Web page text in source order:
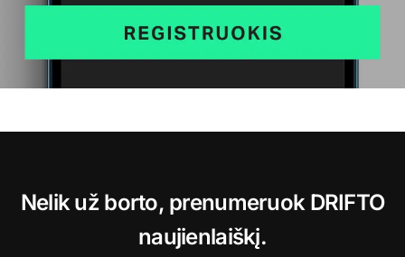
Nelik už borto, prenumeruok DRIFTO
naujienlaiškį.